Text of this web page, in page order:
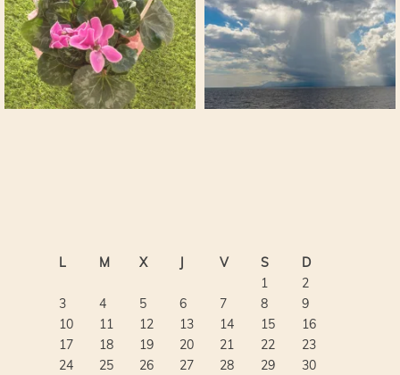
L M X J V S
D
1
2
3
4 5 6 7 8
9
10
11 12 13 14 15
16
17
18 19 20 21 22
23
24
25 26 27 28 29
30